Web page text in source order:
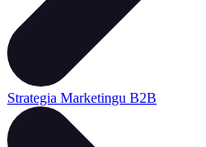
Strategia Marketingu B2B